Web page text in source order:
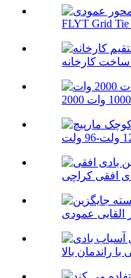
FLYT Grid Tie